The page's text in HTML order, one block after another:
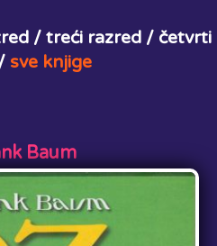
/ treći razred / četvrti
sve knjige
Baum